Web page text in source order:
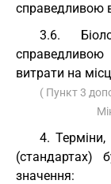
справедливою
3.6.
витрати на
( Пункт 3
4.
(стандартах)
значення: